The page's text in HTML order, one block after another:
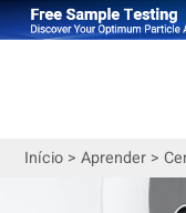
Início> Aprender>